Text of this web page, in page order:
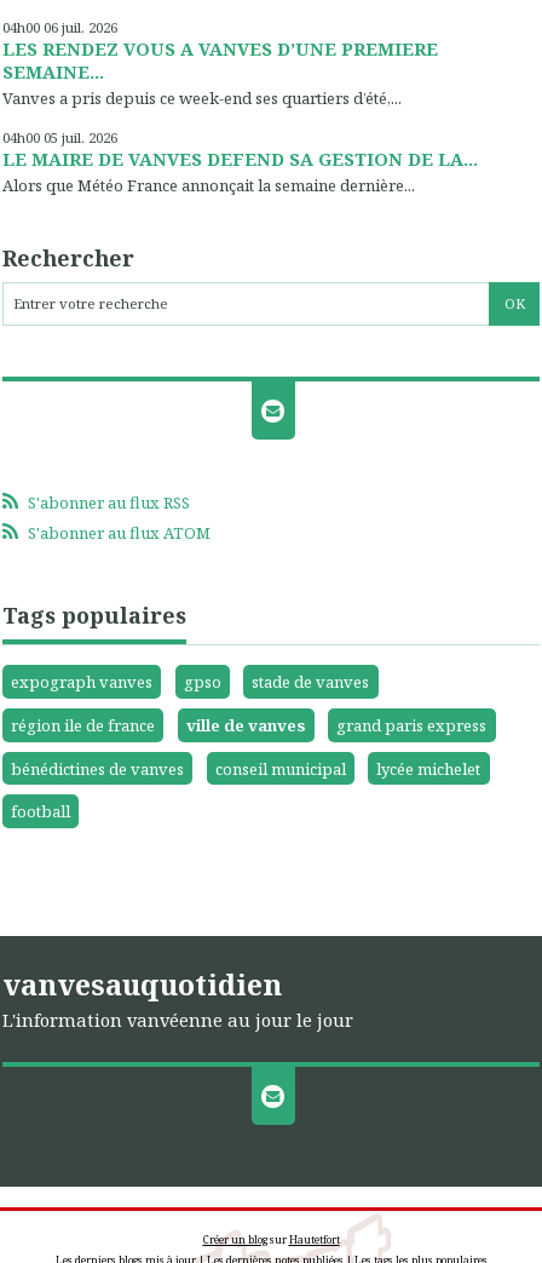
04h00 06 juil. 2026
LES RENDEZ VOUS A VANVES D’UNE PREMIERE
SEMAINE...
Vanves a pris depuis ce week-end ses quartiers d’été,...
04h00 05 juil. 2026
LE MAIRE DE VANVES DEFEND SA GESTION DE LA...
Alors que Météo France annonçait la semaine dernière...
Rechercher
S'abonner au flux RSS
S'abonner au flux ATOM
Tags populaires
expograph vanves gpso
stade de vanves
région ile de france
ville de vanves
grand paris express
bénédictines de vanves
conseil municipal
lycée michelet
football
vanvesauquotidien
L'information vanvéenne au jour le jour
Créer un blogsurHautetfort